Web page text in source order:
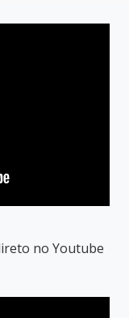
no Youtube